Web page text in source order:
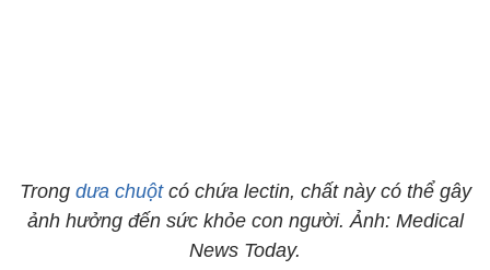
Trongdưa chuộtcó chứa lectin, chất này có thể gây
ảnh hưởng đến sức khỏe con người. Ảnh: Medical
News Today.